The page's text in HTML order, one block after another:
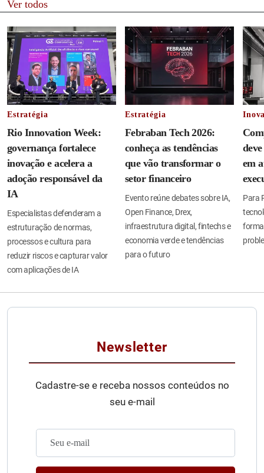
Ver todos
Estratégia
Rio Innovation Week:
governança fortalece
inovação e acelera a
adoção responsável da
IA
Especialistas defenderam a
estruturação de normas,
processos e cultura para
reduzir riscos e capturar valor
com aplicações de IA
Estratégia
Febraban Tech 2026:
conheça as tendências
que vão transformar o
setor financeiro
Evento reúne debates sobre IA,
Open Finance, Drex,
infraestrutura digital, fintechs e
economia verde e tendências
para o futuro
em
Para
Newsletter
Cadastre-se e receba nossos conteúdos no
seu e-mail